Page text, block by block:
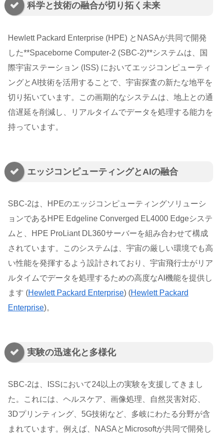
科学と技術の融合が切り拓く未来
Hewlett Packard Enterprise (HPE) とNASAが共同で開発
した**Spaceborne Computer-2 (SBC-2)**システムは、国
際宇宙ステーション (ISS) においてエッジコンピューティ
ングとAI技術を活用することで、宇宙探査の新たな地平を
切り拓いています。この画期的なシステムは、地上との通
信遅延を削減し、リアルタイムでデータを処理する能力を
持っています。
エッジコンピューティングとAIの融合
SBC-2は、HPEのエッジコンピューティングソリューシ
ョンであるHPE Edgeline Converged EL4000 Edgeシステ
ムと、HPE ProLiant DL360サーバーを組み合わせて構成
されています。このシステムは、宇宙の厳しい環境でも高
い性能を発揮するよう設計されており、宇宙飛行士がリア
ルタイムでデータを処理するための高度なAI機能を提供し
ます​ (Hewlett Packard Enterprise)​​ (Hewlett Packard
Enterprise)​。
実験の迅速化と多様化
SBC-2は、ISSにおいて24以上の実験を支援してきまし
た。これには、ヘルスケア、画像処理、自然災害対応、
3Dプリンティング、5G技術など、多岐にわたる分野が含
まれています。例えば、NASAとMicrosoftが共同で開発し